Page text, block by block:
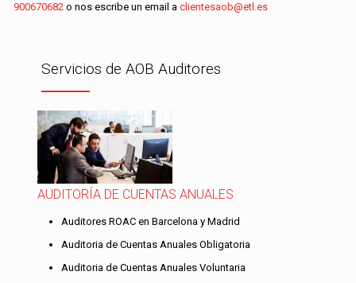
900670682 o nos escribe un email a clientesaob@etl.es
Servicios de AOB Auditores
AUDITORÍA DE CUENTAS ANUALES
Auditores ROAC en Barcelona y Madrid
Auditoria de Cuentas Anuales Obligatoria
Auditoria de Cuentas Anuales Voluntaria